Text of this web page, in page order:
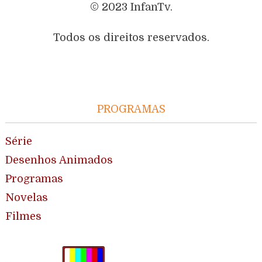
© 2023 InfanTv.
Todos os direitos reservados.
PROGRAMAS
Série
Desenhos Animados
Programas
Novelas
Filmes